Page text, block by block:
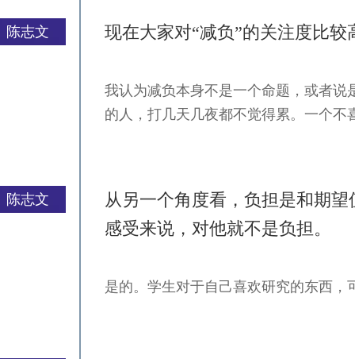
陈志文 现在大家对“减负”的关注度比
我认为减负本身不是一个命题，或者
的人，打几天几夜都不觉得累。一个
陈志文
从另一个角度看，负担是和期
感受来说，对他就不是负担。
是的。学生对于自己喜欢研究的东西